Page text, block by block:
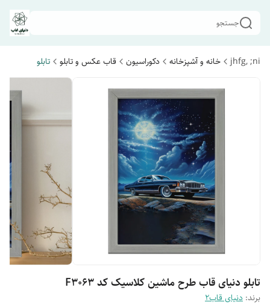
جستجو
jhfg, ;ni خانه و آشپزخانه دکوراسیون قاب عکس و تابلو تابلو
تابلو دنیای قاب طرح ماشین کلاسیک کد F3063
برند: دنیای قاب2